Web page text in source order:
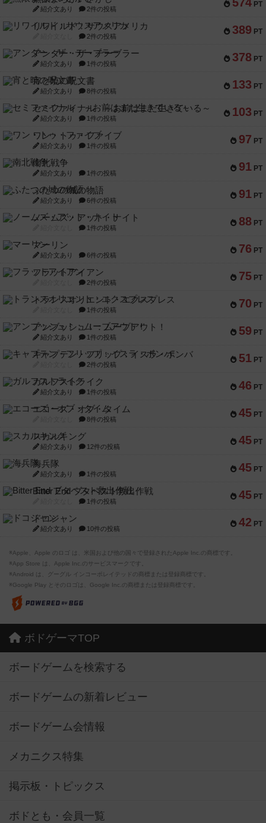
PT
紹介文あり 2件の投稿
389 PT
リワイルド：サウスアメリカ
2件の投稿
378 PT
アンダー・ザ・テーブラー
紹介文あり 1件の投稿
133 PT
宵と暁の呪文書
紹介文あり 8件の投稿
103 PT
セミファイナル ～お前はまだ生きている～
紹介文あり 1件の投稿
97 PT
ワン・トゥ・ファイブ
紹介文あり 1件の投稿
91 PT
南北戦争
紹介文あり 1件の投稿
91 PT
ふたつの城の物語
紹介文あり 6件の投稿
88 PT
ノームズ・アット・ナイト
1件の投稿
76 PT
マーリン
紹介文あり 6件の投稿
75 PT
フラットアイアン
2件の投稿
70 PT
トランスオリエント・エクスプレス
1件の投稿
59 PT
アンブッシュ！：ムーブアウト！
紹介文あり 1件の投稿
51 PT
キャプテン・フリップ：イスラ・ボンバ
2件の投稿
46 PT
ガルフストライク
紹介文あり 1件の投稿
45 PT
エコーズ・オブ・タイム
8件の投稿
45 PT
スカルキング
紹介文あり 12件の投稿
45 PT
海兵隊
紹介文あり 1件の投稿
45 PT
Bitter End ブタペスト救出作戦
1件の投稿
42 PT
ドコジャン
紹介文あり 10件の投稿
※Apple、Apple のロゴ は、米国および他の国々で登録されたApple Inc.の商標です。
※App Store は、Apple Inc.のサービスマークです。
※Android は、グーグル インコーポレイテッドの商標または登録商標です。
※Google Play とそのロゴは、Google Inc.の商標または登録商標です。
ボドゲーマTOP
ボードゲームを検索する
ボードゲームの新着レビュー
ボードゲーム会情報
メカニクス特集
掲示板・トピックス
ボドとも・会員一覧